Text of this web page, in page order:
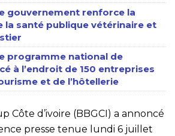
gouvernement renforce la
la santé publique vétérinaire et
programme national de
à l’endroit de 150 entreprises
et de l’hôtellerie
Côte d’ivoire (BBGCI) a annoncé
presse tenue lundi 6 juillet